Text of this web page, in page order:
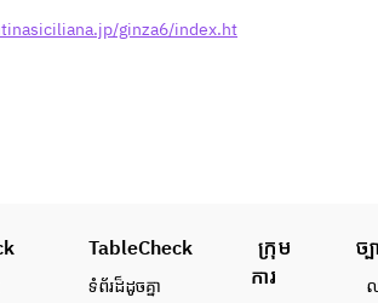
ginza6/index.ht
TableCheck
ទំព័រ​ដ៏ដូចគ្នា
ក្រុម
ការ
ច្